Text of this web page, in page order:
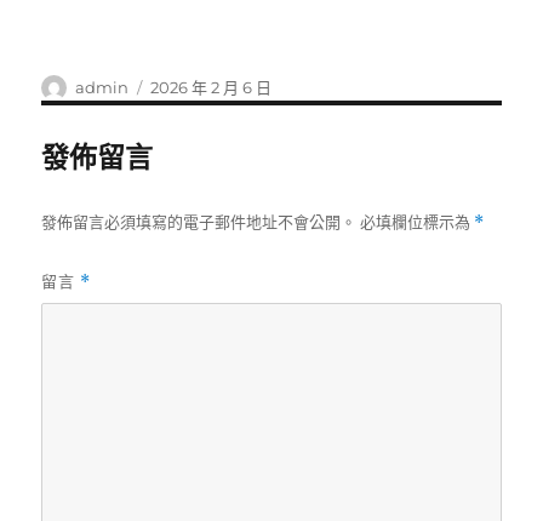
作
者
admin
發
佈
2026 年 2 月 6 日
發佈留言
發佈留言必須填寫的電子郵件地址不會公開。 必填欄位標示為 *
留言 *